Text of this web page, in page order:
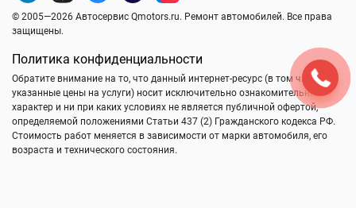
© 2005—2026 Автосервис Qmotors.ru. Ремонт автомобилей. Все права
защищены.
Политика конфиденциальности
Обратите внимание на то, что данный интернет-ресурс (в том числе
указанные цены на услуги) носит исключительно ознакомительный
характер и ни при каких условиях не является публичной офертой,
определяемой положениями Статьи 437 (2) Гражданского кодекса РФ.
Стоимость работ меняется в зависимости от марки автомобиля, его
возраста и технического состояния.